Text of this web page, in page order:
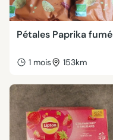
Pétales Paprika fumé
1 mois 153km